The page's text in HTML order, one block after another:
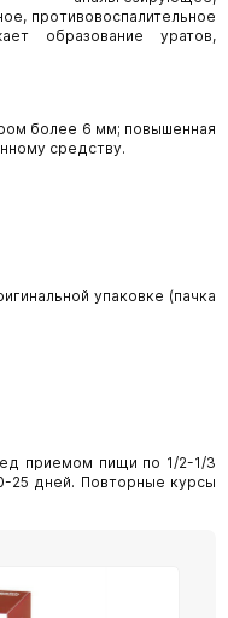
противовоспалительное
образование уратов,
более 6 мм; повышенная
средству.
упаковке (пачка
приемом пищи по 1/2-1/3
25 дней. Повторные курсы